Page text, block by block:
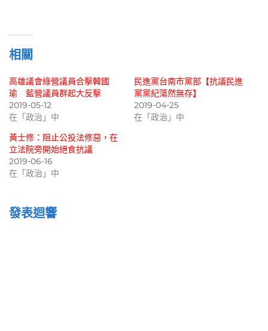
相關
高雄議會綠營議員合擊韓國
瑜 藍營議員群起大反擊
2019-05-12
在「政治」中
民進黨台南市黨部【抗議民進
黨黨紀蕩然無存】
2019-04-25
在「政治」中
黃士修：阻止公投法修惡，在
立法院旁開始絕食抗議
2019-06-16
在「政治」中
發表迴響